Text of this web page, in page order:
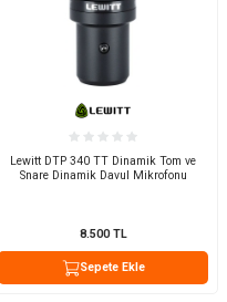
Lewitt DTP 340 TT Dinamik Tom ve
Snare Dinamik Davul Mikrofonu
8.500TL
Sepete Ekle